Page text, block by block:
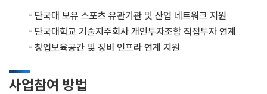
- 단국대 보유 스포츠 유관기관 및 산업 네트워크 지원
- 단국대학교 기술지주회사 개인투자조합 직접투자 연계
- 창업보육공간 및 장비 인프라 연계 지원
사업참여 방법